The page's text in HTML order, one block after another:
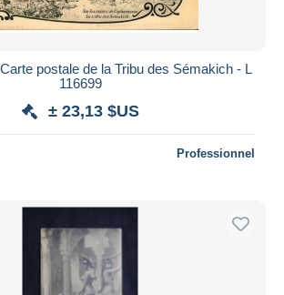
postale de la Tribu des Sémakich - L
116699
± 23,13 $US
Professionnel